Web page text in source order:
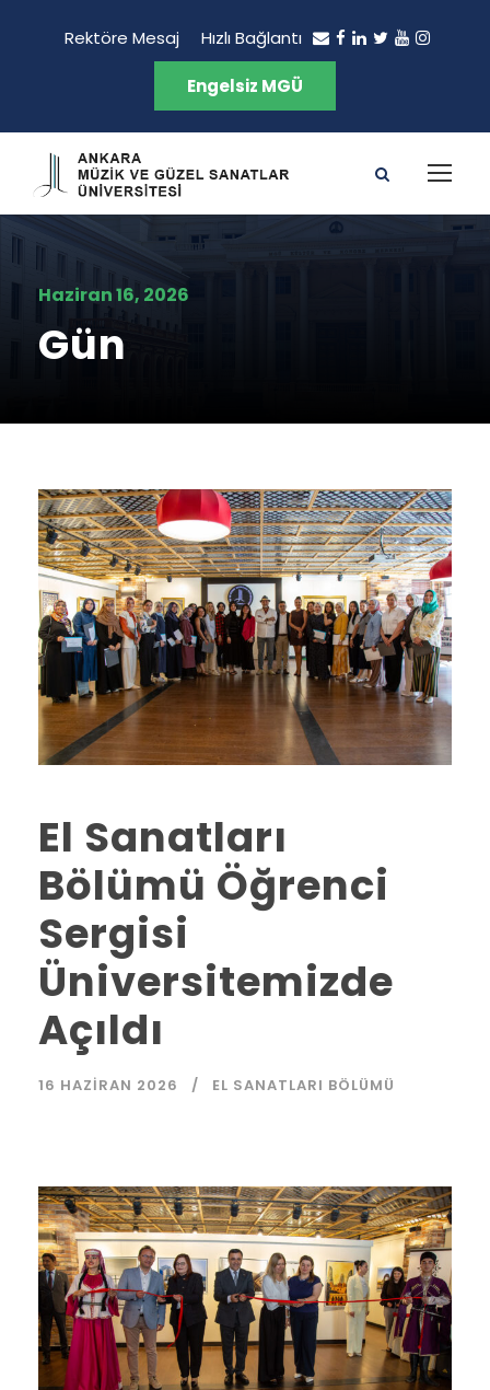
Rektöre Mesaj Hızlı Bağlantı
Engelsiz MGÜ
Haziran 16, 2026
Gün
El Sanatları
Bölümü Öğrenci
Sergisi
Üniversitemizde
Açıldı
16 HAZIRAN 2026 EL SANATLARI BÖLÜMÜ